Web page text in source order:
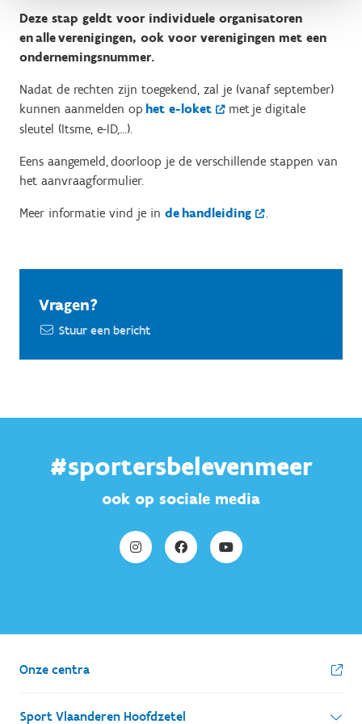
Deze stap geldt voor individuele organisatoren
en alle verenigingen, ook voor verenigingen met een
ondernemingsnummer.
Nadat de rechten zijn toegekend, zal je (vanaf september)
kunnen aanmelden op het e-loket
met je digitale
sleutel (Itsme, e-ID,…).
Eens aangemeld, doorloop je de verschillende stappen van
het aanvraagformulier.
Meer informatie vind je in de handleiding .
Vragen?
Stuur een bericht
#sportersbelevenmeer
ook op sociale media
Onze centra
Sport Vlaanderen Hoofdzetel